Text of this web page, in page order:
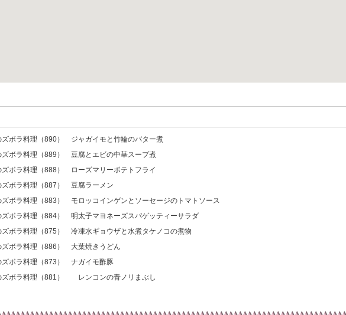
ズボラ料理（890） ジャガイモと竹輪のバター煮
ズボラ料理（889） 豆腐とエビの中華スープ煮
ズボラ料理（888） ローズマリーポテトフライ
ズボラ料理（887） 豆腐ラーメン
ズボラ料理（883） モロッコインゲンとソーセージのトマトソース
ズボラ料理（884） 明太子マヨネーズスパゲッティーサラダ
ズボラ料理（875） 冷凍水ギョウザと水煮タケノコの煮物
ズボラ料理（886） 大葉焼きうどん
ズボラ料理（873） ナガイモ酢豚
ズボラ料理（881） レンコンの青ノリまぶし